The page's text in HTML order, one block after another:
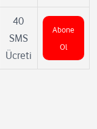
40
SMS
Ücreti
Abone
Ol